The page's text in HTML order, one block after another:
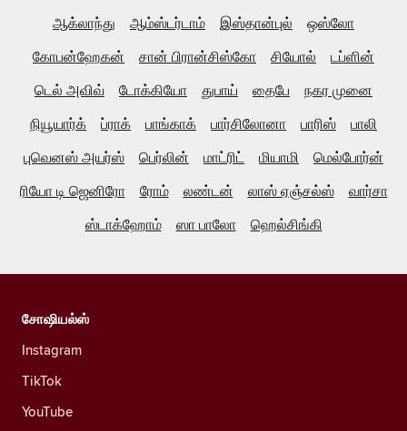
ஆக்லாந்து ஆம்ஸ்டர்டாம் இஸ்தான்புல்
ஒஸ்லோ
கோபன்ஹேகன்
சான் பிரான்சிஸ்கோ சியோல்
டப்ளின்
டெல் அவிவ்
டோக்கியோ துபாய் தைபே
நகர முனை
நியூயார்க்
ப்ராக் பாங்காக் பார்சிலோனா பாரிஸ்
பாலி
புவெனஸ் அயர்ஸ்
பெர்லின் மாட்ரிட் மியாமி
மெல்போர்ன்
ரியோ டி ஜெனிரோ
ரோம் லண்டன் லாஸ் ஏஞ்சல்ஸ்
வார்சா
ஸ்டாக்ஹோம்
ஸா பாலோ ஹெல்சிங்கி
சோஷியல்ஸ்
Instagram
TikTok
YouTube